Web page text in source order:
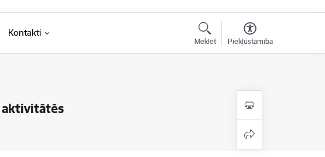
Kontakti
Meklēt Piekļūstamība
aktivitātēs